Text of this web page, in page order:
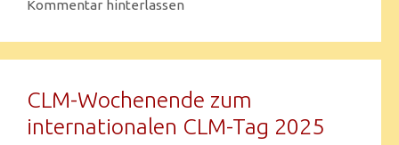
Kommentar hinterlassen
CLM-Wochenende zum
internationalen CLM-Tag 2025